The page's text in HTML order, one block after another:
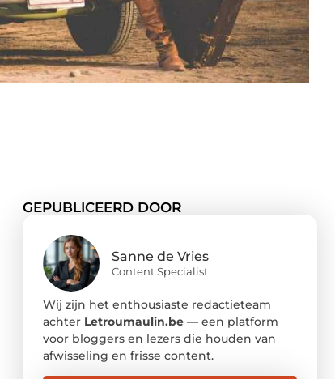
GEPUBLICEERD DOOR
Sanne de Vries
Content Specialist
Wij zijn het enthousiaste redactieteam
achter Letroumaulin.be — een platform
voor bloggers en lezers die houden van
afwisseling en frisse content.